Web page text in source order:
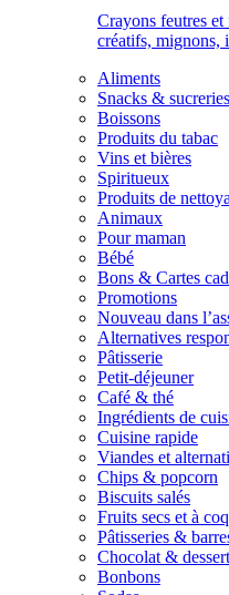
Crayons feutres
créatifs, mignons,
Aliments
Snacks & sucreries
Boissons
Produits du tabac
Vins et bières
Spiritueux
Produits de
Animaux
Pour maman
Bébé
Bons & Cartes
Promotions
Nouveau dans
Alternatives
Pâtisserie
Petit-déjeuner
Café & thé
Ingrédients de
Cuisine rapide
Viandes et
Chips & popcorn
Biscuits salés
Fruits secs et à
Pâtisseries &
Chocolat &
Bonbons